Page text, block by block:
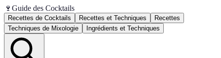
🍷 Guide des Cocktails
Recettes de Cocktails Recettes et Techniques
Recettes
Techniques de Mixologie
Ingrédients et Techniques